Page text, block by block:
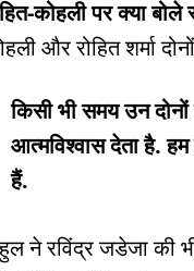
कोहली पर क्या बोले
और रोहित शर्मा
किसी भी समय उन
आत्मविश्वास देता है.
हैं.
ने रविंद्र जडेजा की